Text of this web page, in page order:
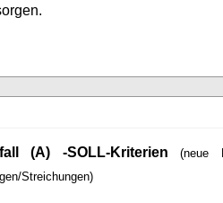
(A) -SOLL-Kriterien(neue
Streichungen)